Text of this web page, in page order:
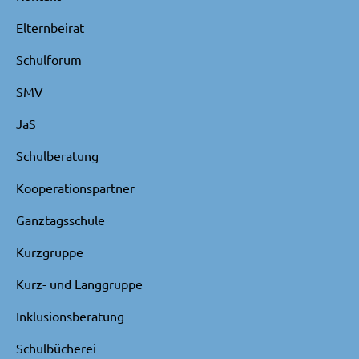
Elternbeirat
Schulforum
SMV
JaS
Schulberatung
Kooperationspartner
Ganztagsschule
Kurzgruppe
Kurz- und Langgruppe
Inklusionsberatung
Schulbücherei